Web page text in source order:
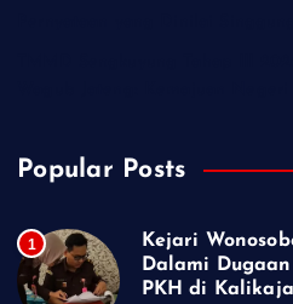
Popular Posts
1
Kejari
Dalami
PKH di